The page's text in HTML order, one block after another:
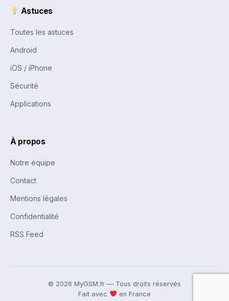
Astuces
Toutes les astuces
Android
iOS / iPhone
Sécurité
Applications
À propos
Notre équipe
Contact
Mentions légales
Confidentialité
RSS Feed
© 2026 MyGSM.fr — Tous droits réservés
Fait avec
en France